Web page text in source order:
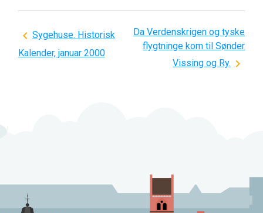
Indlægsnavigation
Sygehuse. Historisk
Kalender, januar 2000
Da Verdenskrigen og tyske
flygtninge kom til Sønder
Vissing og Ry.